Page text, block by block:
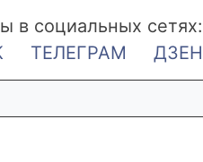
в социальных сетях:
ТЕЛЕГРАМ ДЗЕН